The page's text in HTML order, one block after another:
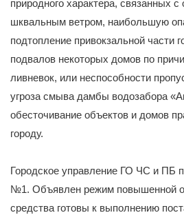
природного характера, связанных
шквальным ветром, наибольшую
подтопление привокзальной части
подвалов некоторых домов по
ливневок, или неспособности
угроза смыва дамбы водозабора
обесточивание объектов и домов
городу.
Городское управление ГО ЧС и ПБ
№1. Объявлен режим повышенной
средства готовы к выполнению